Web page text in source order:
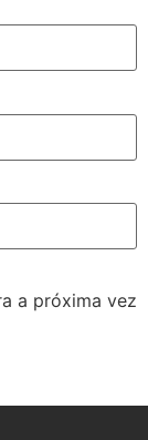
a próxima vez